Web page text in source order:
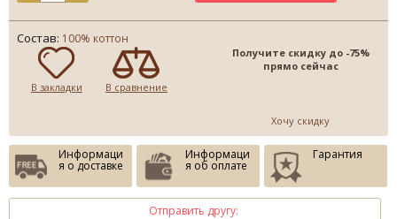
Состав: 100% коттон
Получите скидку до -75%
прямо сейчас
Хочу скидку
В закладки В сравнение
Информаци
я о доставке
Информаци
я об оплате
Гарантия
Отправить другу: